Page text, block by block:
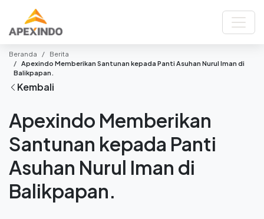
Beranda
Berita
Apexindo Memberikan Santunan kepada Panti Asuhan Nurul Iman di
Balikpapan.
Kembali
Apexindo Memberikan
Santunan kepada Panti
Asuhan Nurul Iman di
Balikpapan.